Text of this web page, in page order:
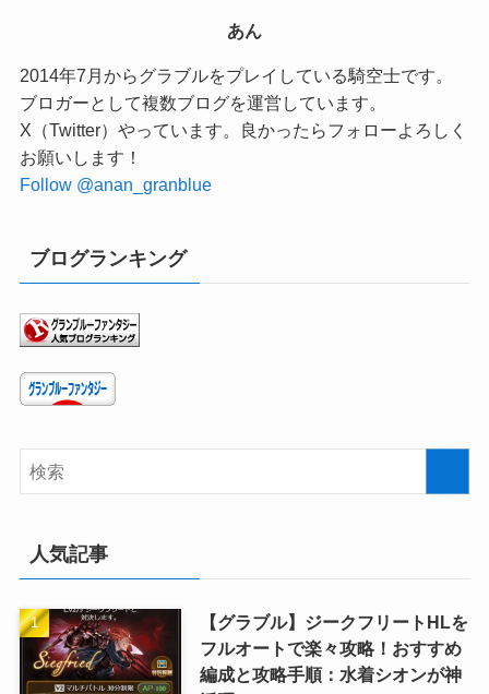
あん
2014年7月からグラブルをプレイしている騎空士です。
ブロガーとして複数ブログを運営しています。
X（Twitter）やっています。良かったらフォローよろしく
お願いします！
Follow @anan_granblue
ブログランキング
人気記事
【グラブル】ジークフリートHLを
フルオートで楽々攻略！おすすめ
編成と攻略手順：水着シオンが神